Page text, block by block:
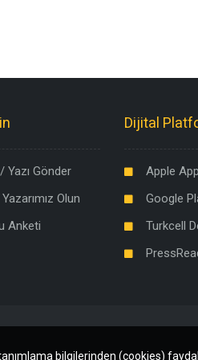
bilgilerinden (cookies)
Yazı Gönder
Olun
Anketi
Dijital
Apple
Google
Turkcell